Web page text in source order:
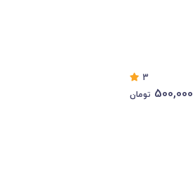
3
500,000 تومان